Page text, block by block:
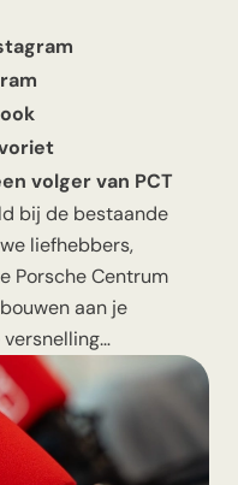
volger van PCT
bij de bestaande
liefhebbers,
Porsche Centrum
aan je